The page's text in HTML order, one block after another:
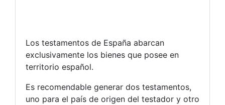
Los testamentos de España abarcan
exclusivamente los bienes que posee en
territorio español.
Es recomendable generar dos testamentos,
uno para el país de origen del testador y otro